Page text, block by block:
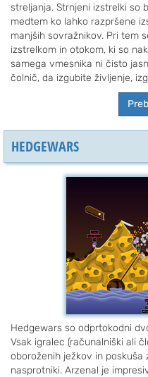
streljanja. Strnjeni izstrelki so
medtem ko lahko razpršene
manjših sovražnikov. Pri tem
izstrelkom in otokom, ki so
samega vmesnika ni čisto
čolnič, da izgubite življenje,
HEDGEWARS
Hedgewars so odprtokodni
Vsak igralec (računalniški ali
oboroženih ježkov in
nasprotniki. Arzenal je